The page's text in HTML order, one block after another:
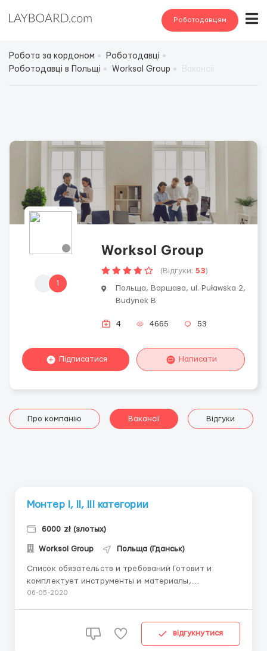
Роботодавцям
Робота за кордоном
Роботодавці
Роботодавці в Польщі
Worksol Group
1
Worksol Group
(Відгуки: 53)
Польща, Варшава, ul. Puławska 2,
Budynek B
4 4665 53
Підписатися Написати
Про компанію Вакансії Відгуки
Монтер I, II, III категории
6000 zł (злотых)
Worksol Group Польща (Гданськ)
Список обязательств и требований Готовит и
комплектует инструменты и материалы,
необходимые для сборки Выполняет сборку
помощью кислородной горелки или плазмой
06-05-2020
відгукнутися